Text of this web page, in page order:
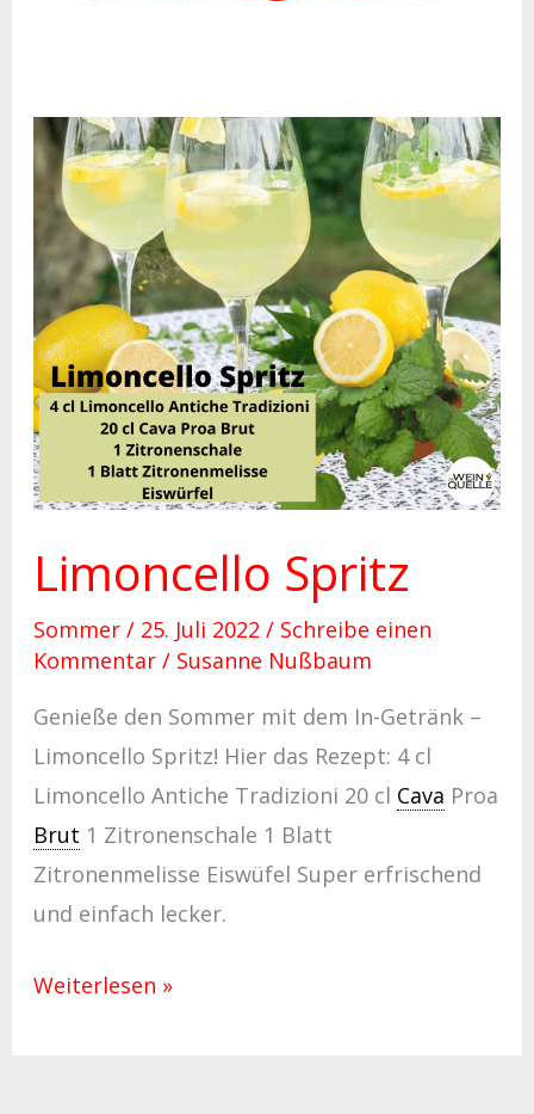
Limoncello Spritz
Sommer/ 25. Juli 2022 / Schreibe einen
Kommentar / Susanne Nußbaum
Genieße den Sommer mit dem In-Getränk –
Limoncello Spritz! Hier das Rezept: 4 cl
Limoncello Antiche Tradizioni 20 cl Cava Proa
Brut 1 Zitronenschale 1 Blatt
Zitronenmelisse Eiswüfel Super erfrischend
und einfach lecker.
Limoncello
Spritz
Weiterlesen »